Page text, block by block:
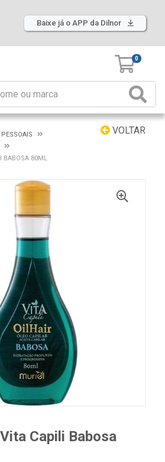
Baixe já o APP da Dilnor
0
VOLTAR
BABOSA 80ML
Capili Babosa